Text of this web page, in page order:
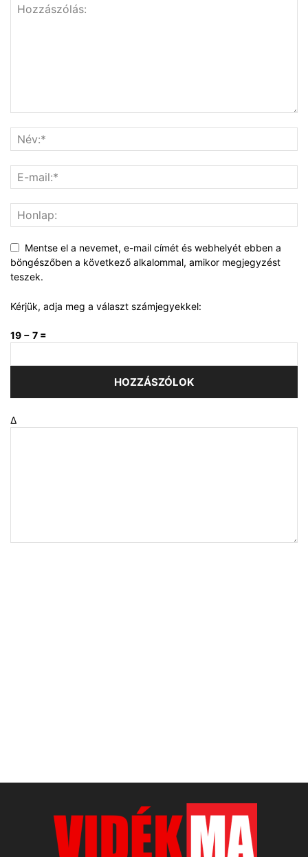
Mentse el a nevemet, e-mail címét és webhelyét ebben a
böngészőben a következő alkalommal, amikor megjegyzést
teszek.
Kérjük, adja meg a választ számjegyekkel:
19 − 7 =
Δ